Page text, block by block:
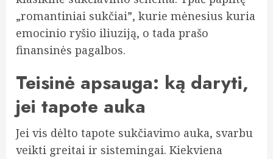
„romantiniai sukčiai”, kurie mėnesius kuria
emocinio ryšio iliuziją, o tada prašo
finansinės pagalbos.
Teisinė apsauga: ką daryti,
jei tapote auka
Jei vis dėlto tapote sukčiavimo auka, svarbu
veikti greitai ir sistemingai. Kiekviena